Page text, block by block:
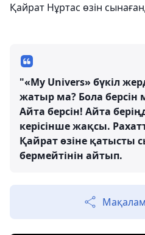
Қайрат Нұртас өзін
"«My Univers» бүкіл
жатыр ма? Бола берсін
Айта берсін! Айта
керісінше жақсы.
Қайрат өзіне қатысты
бермейтінін айтып.